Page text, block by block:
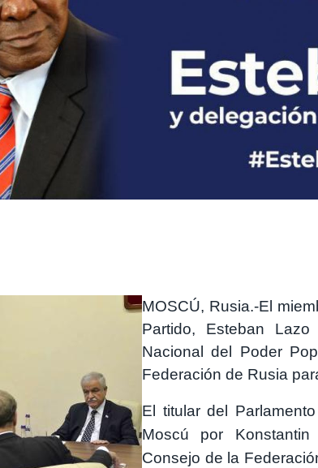
MOSCÚ, Rusia.-El
Partido, Esteban
Nacional del Poder
Federación de Rusia
El titular del
Moscú por Konstantin
Consejo de la